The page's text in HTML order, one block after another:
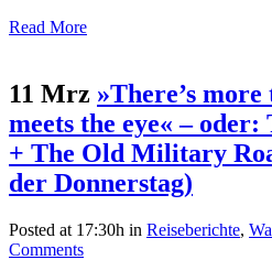
Read More
11 Mrz »There’s
meets the eye« –
+ The Old Military
der Donnerstag)
Posted at 17:30h in Reiseberichte,
Comments